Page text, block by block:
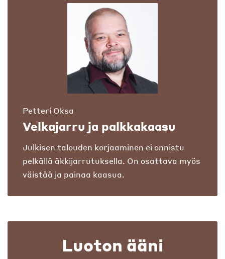
Petteri Oksa
Velkajarru ja palkkakaasu
Julkisen talouden korjaaminen ei onnistu
pelkällä äkkijarrutuksella. On osattava myös
väistää ja painaa kaasua.
Luoton ääni